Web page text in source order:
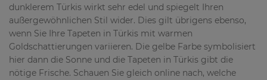
dunklerem Türkis wirkt sehr edel und spiegelt Ihren
außergewöhnlichen Stil wider. Dies gilt übrigens ebenso,
wenn Sie Ihre Tapeten in Türkis mit warmen
Goldschattierungen variieren. Die gelbe Farbe symbolisiert
hier dann die Sonne und die Tapeten in Türkis gibt die
nötige Frische. Schauen Sie gleich online nach, welche